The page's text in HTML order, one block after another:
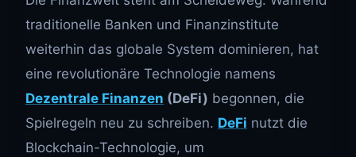
traditionelle Banken und Finanzinstitute
weiterhin das globale System dominieren, hat
eine revolutionäre Technologie namens
Dezentrale Finanzen (DeFi) begonnen, die
Spielregeln neu zu schreiben. DeFi nutzt die
Blockchain-Technologie, um